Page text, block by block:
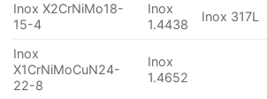
Inox X2CrNiMo18-
15-4
Inox
1.4438
Inox 317L
Inox
X1CrNiMoCuN24-
22-8
Inox
1.4652